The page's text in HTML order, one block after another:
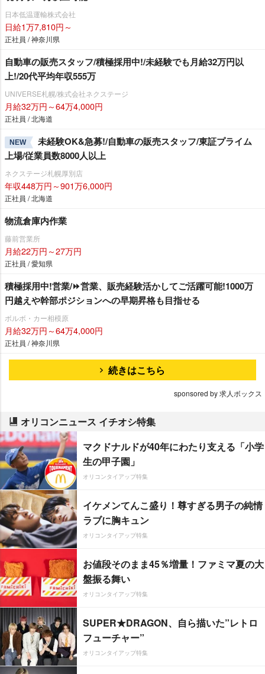
日本低温運輸株式会社
日給1万7,810円～
正社員 / 神奈川県
自動車の販売スタッフ/積極採用中!/未経験でも月給32万円以
上!/20代平均年収555万
UNIVERSE札幌/株式会社ネクステージ
月給32万円～64万4,000円
正社員 / 北海道
NEW
未経験OK&急募!/自動車の販売スタッフ/東証プライム
上場/従業員数8000人以上
ネクステージ札幌厚別店
年収448万円～901万6,000円
正社員 / 北海道
物流倉庫内作業
藤前営業所
月給22万円～27万円
正社員 / 愛知県
積極採用中!営業/⏩️営業、販売経験活かしてご活躍可能!1000万
円越えや幹部ポジションへの早期昇格も目指せる
ボルボ・カー相模原
月給32万円～64万4,000円
正社員 / 神奈川県
続きはこちら
sponsored by 求人ボックス
オリコンニュース イチオシ特集
マクドナルドが40年にわたり支える「小学
生の甲子園」
オリコンタイアップ特集
イケメンてんこ盛り！尊すぎる男子の純情
ラブに胸キュン
オリコンタイアップ特集
お値段そのまま45％増量！ファミマ夏の大
盤振る舞い
オリコンタイアップ特集
SUPER★DRAGON、自ら描いた”レトロ
フューチャー”
オリコンタイアップ特集